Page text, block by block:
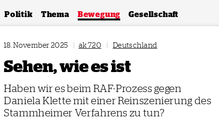
Politik Thema Bewegung Gesellschaft
18. November 2025 | ak 720 | Deutschland
Sehen, wie es ist
Haben wir es beim RAF-Prozess gegen
Daniela Klette mit einer Reinszenierung des
Stammheimer Verfahrens zu tun?